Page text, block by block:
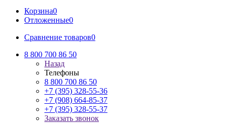
Корзина0
Отложенные0
Сравнение товаров0
8 800 700 86 50
Назад
Телефоны
8 800 700 86 50
+7 (395) 328-55-36
+7 (908) 664-85-37
+7 (395) 328-55-37
Заказать звонок